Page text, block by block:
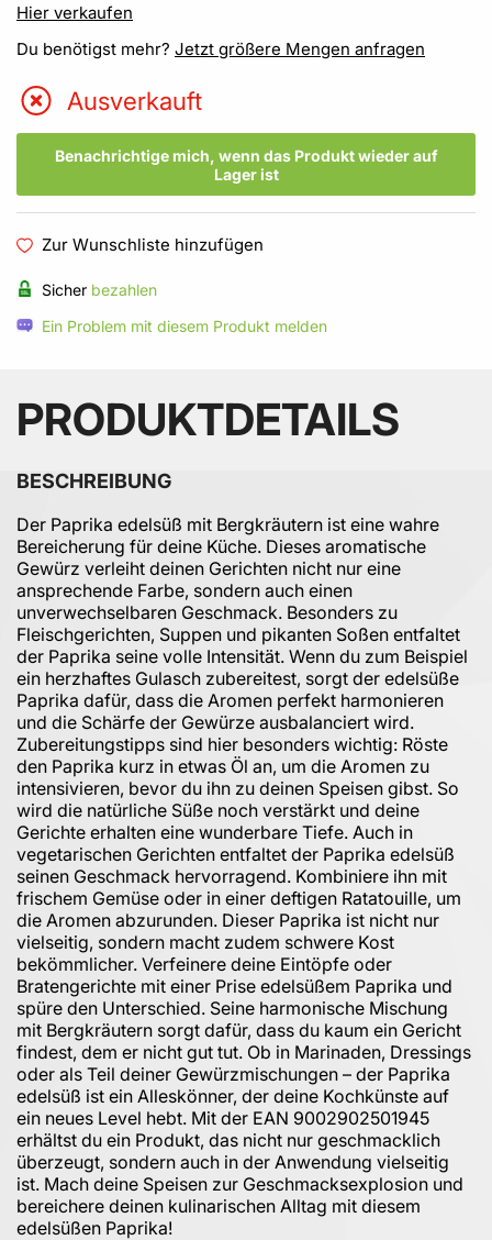
Hier verkaufen
Du benötigst mehr? Jetzt größere Mengen anfragen
Ausverkauft
Benachrichtige mich, wenn das Produkt wieder auf
Lager ist
Zur Wunschliste hinzufügen
Sicher bezahlen
Ein Problem mit diesem Produkt melden
PRODUKTDETAILS
BESCHREIBUNG
Der Paprika edelsüß mit Bergkräutern ist eine wahre
Bereicherung für deine Küche. Dieses aromatische
Gewürz verleiht deinen Gerichten nicht nur eine
ansprechende Farbe, sondern auch einen
unverwechselbaren Geschmack. Besonders zu
Fleischgerichten, Suppen und pikanten Soßen entfaltet
der Paprika seine volle Intensität. Wenn du zum Beispiel
ein herzhaftes Gulasch zubereitest, sorgt der edelsüße
Paprika dafür, dass die Aromen perfekt harmonieren
und die Schärfe der Gewürze ausbalanciert wird.
Zubereitungstipps sind hier besonders wichtig: Röste
den Paprika kurz in etwas Öl an, um die Aromen zu
intensivieren, bevor du ihn zu deinen Speisen gibst. So
wird die natürliche Süße noch verstärkt und deine
Gerichte erhalten eine wunderbare Tiefe. Auch in
vegetarischen Gerichten entfaltet der Paprika edelsüß
seinen Geschmack hervorragend. Kombiniere ihn mit
frischem Gemüse oder in einer deftigen Ratatouille, um
die Aromen abzurunden. Dieser Paprika ist nicht nur
vielseitig, sondern macht zudem schwere Kost
bekömmlicher. Verfeinere deine Eintöpfe oder
Bratengerichte mit einer Prise edelsüßem Paprika und
spüre den Unterschied. Seine harmonische Mischung
mit Bergkräutern sorgt dafür, dass du kaum ein Gericht
findest, dem er nicht gut tut. Ob in Marinaden, Dressings
oder als Teil deiner Gewürzmischungen – der Paprika
edelsüß ist ein Alleskönner, der deine Kochkünste auf
ein neues Level hebt. Mit der EAN 9002902501945
erhältst du ein Produkt, das nicht nur geschmacklich
überzeugt, sondern auch in der Anwendung vielseitig
ist. Mach deine Speisen zur Geschmacksexplosion und
bereichere deinen kulinarischen Alltag mit diesem
edelsüßen Paprika!